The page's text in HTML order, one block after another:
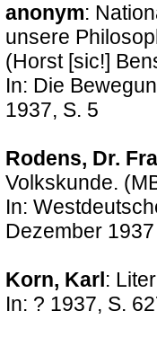
anonym:
unsere
(Horst [sic!]
In: Die
1937, S. 5
Rodens, Dr.
Volkskunde.
In:
Dezember 1937
Korn, Karl:
In: ? 1937, S.